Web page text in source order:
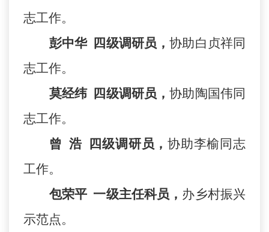
志工作。
彭中华
四级调研员，协助白贞祥同
志工作。
莫经纬
四级调研员，协助陶国伟同
志工作。
曾 浩 四级调研员，协助李榆同志
工作。
包荣平 一级主任科员， 办乡村振兴
示范点。